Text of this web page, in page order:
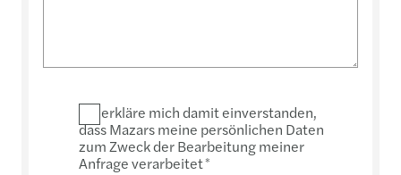
Ich erkläre mich damit einverstanden,
dass Mazars meine persönlichen Daten
zum Zweck der Bearbeitung meiner
Anfrage verarbeitet*